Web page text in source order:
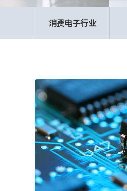
消费电子行业